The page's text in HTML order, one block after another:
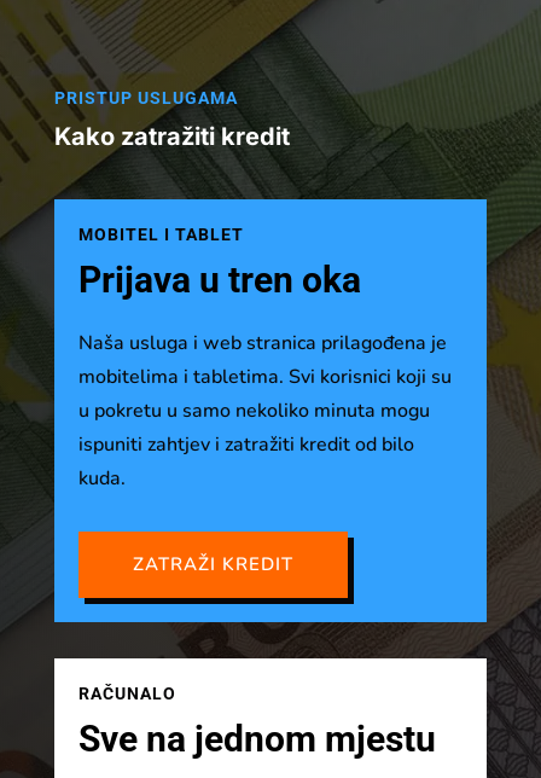
PRISTUP USLUGAMA
Kako zatražiti kredit
MOBITEL I TABLET
Prijava u tren oka
Naša usluga i web stranica prilagođena je
mobitelima i tabletima. Svi korisnici koji su
u pokretu u samo nekoliko minuta mogu
ispuniti zahtjev i zatražiti kredit od bilo
kuda.
ZATRAŽI KREDIT
RAČUNALO
Sve na jednom mjestu